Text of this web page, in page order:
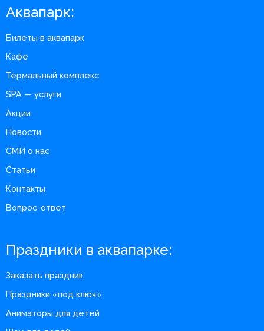
Аквапарк:
Билеты в аквапарк
Кафе
Термальный комплекс
SPA — услуги
Акции
Новости
СМИ о нас
Статьи
Контакты
Вопрос-ответ
Праздники в аквапарке:
Заказать праздник
Праздники «под ключ»
Аниматоры для детей